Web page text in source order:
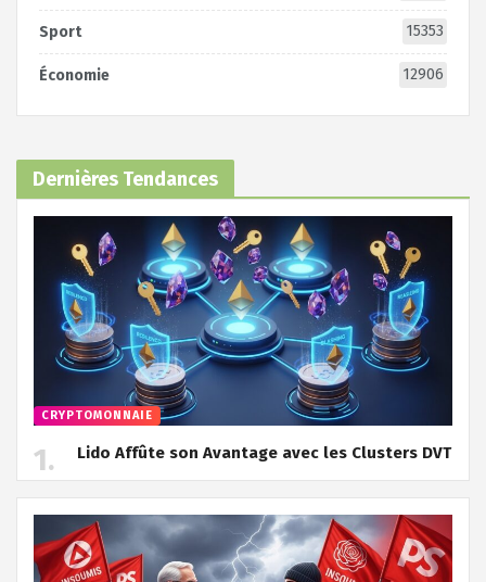
Sport 15353
Économie 12906
Dernières Tendances
CRYPTOMONNAIE
Lido Affûte son Avantage avec les Clusters DVT